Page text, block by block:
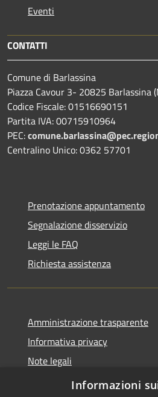
Eventi
CONTATTI
Comune di Barlassina
Piazza Cavour 3- 20825 Barlassina
Codice Fiscale: 01516690151
Partita IVA: 00715910964
PEC:
Centralino Unico: 0362 57701
Prenotazione appuntamento
Segnalazione disservizio
Leggi le FAQ
Richiesta assistenza
Amministrazione trasparente
Informativa privacy
Note legali
Dichiarazione di accessibilità
Informazioni